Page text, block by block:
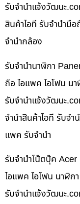
รับจํานําแจ้งวัฒนะ
สินค้าไอที รับจำนำมื
จำนำกล้อง
รับจำนำนาฬิกา
ถือ ไอแพค ไอโฟน น
รับจํานําแจ้งวัฒนะ
จำนำสินค้าไอที รับจ
แพค รับจำนำ
รับจำนำโน๊ตบุ๊ค Acer
ไอแพค ไอโฟน นาฬิก
รับจํานําแจ้งวัฒนะ